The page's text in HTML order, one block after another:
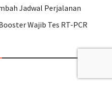
Jadwal Perjalanan
Wajib Tes RT-PCR